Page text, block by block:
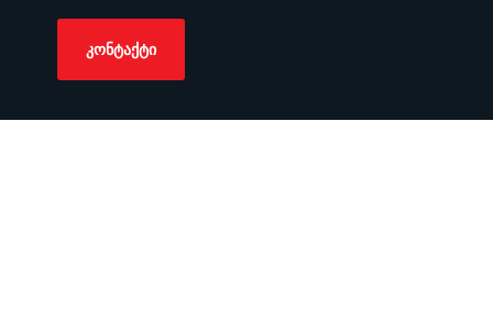
ᲙᲝᲜᲢᲐᲥᲢᲘ